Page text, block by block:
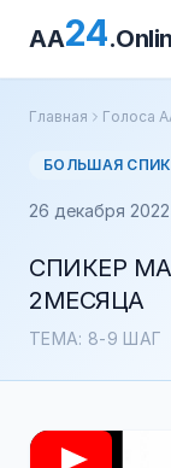
AA24
Главная Голоса
БОЛЬШАЯ
26 декабря
СПИКЕР
2МЕСЯЦА
ТЕМА: 8-9 ШАГ